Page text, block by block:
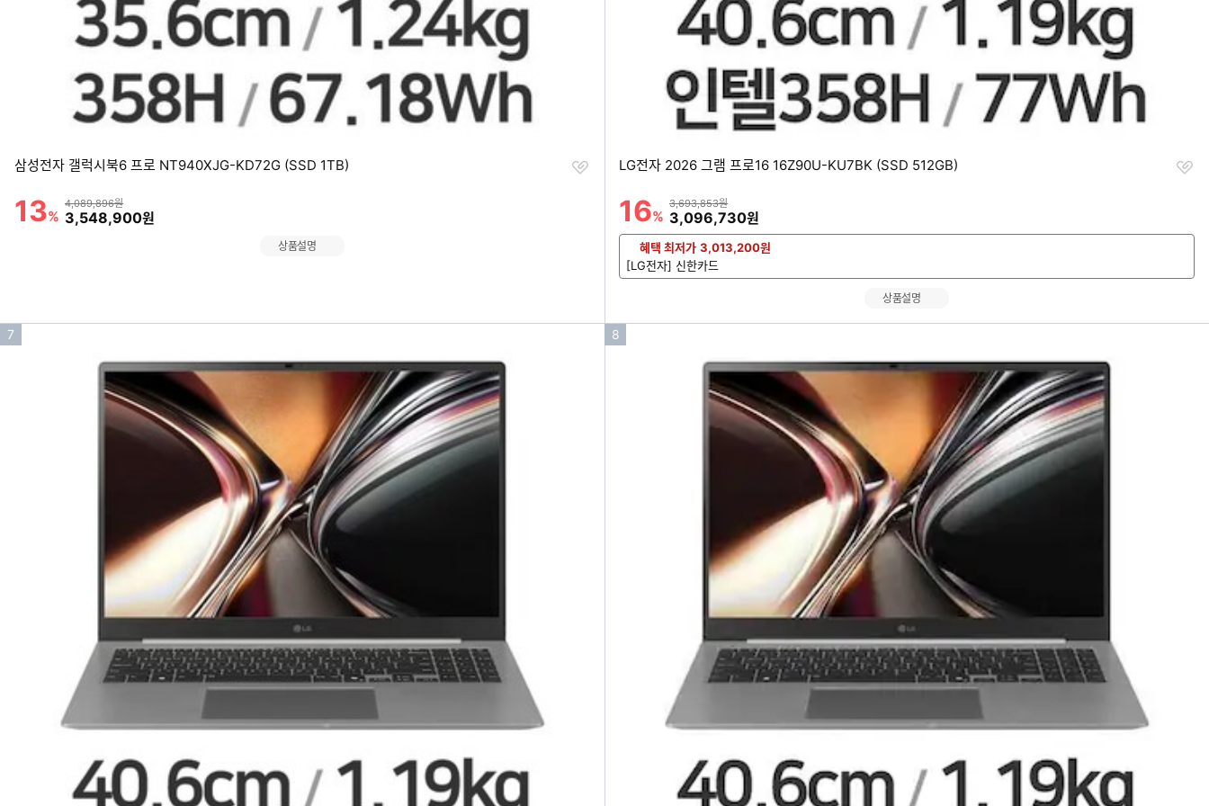
삼성전자 갤럭시북6 프로 NT940XJG-KD72G (SSD 1TB)
할인률
13%
상품금액
4,089,896원
할인금액
3,548,900원
찜
상품설명
LG전자 2026 그램 프로16 16Z90U-KU7BK (SSD 512GB)
할인률
16%
상품금액
3,693,853원
할인금액
3,096,730원
찜
혜택 최저가 3,013,200원
[LG전자] 신한카드
상품설명
인
7
인
8